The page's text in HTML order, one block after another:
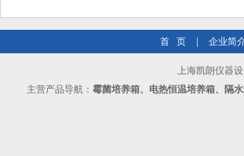
首 页 企业简
上海凯朗仪器
主营产品导航： 霉菌培养箱、电热恒温培养箱、隔